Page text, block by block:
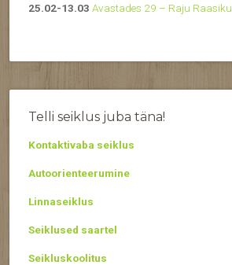
25.02-13.03 Avastades 29 – Raju Raasiku
Telli seiklus juba täna!
Kontaktivaba seiklus
Autoorienteerumine
Linnaseiklus
Seiklused saartel
Seikluskoolitus